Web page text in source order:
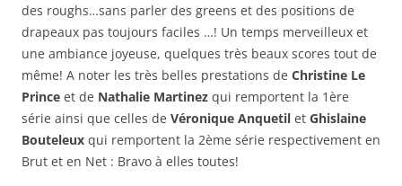
des roughs…sans parler des greens et des positions de
drapeaux pas toujours faciles …! Un temps merveilleux et
une ambiance joyeuse, quelques très beaux scores tout de
même! A noter les très belles prestations de Christine Le
Prince et de Nathalie Martinez qui remportent la 1ère
série ainsi que celles de Véronique Anquetil et Ghislaine
Bouteleux qui remportent la 2ème série respectivement en
Brut et en Net : Bravo à elles toutes!